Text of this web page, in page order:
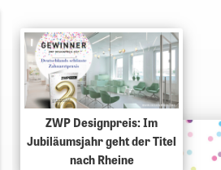
ZWP Designpreis: Im
Jubiläumsjahr geht der Titel
nach Rheine